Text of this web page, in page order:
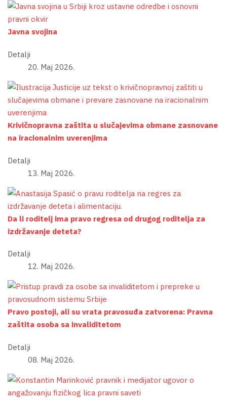
Javna svojina
Detalji
20. Maj 2026.
Krivičnopravna zaštita u slučajevima obmane zasnovane
na iracionalnim uverenjima
Detalji
13. Maj 2026.
Da li roditelj ima pravo regresa od drugog roditelja za
izdržavanje deteta?
Detalji
12. Maj 2026.
Pravo postoji, ali su vrata pravosuđa zatvorena: Pravna
zaštita osoba sa invaliditetom
Detalji
08. Maj 2026.